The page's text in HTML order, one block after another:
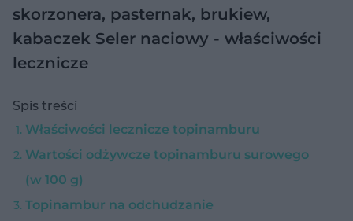
skorzonera, pasternak, brukiew,
kabaczek Seler naciowy - właściwości
lecznicze
Spis treści
Właściwości lecznicze topinamburu
Wartości odżywcze topinamburu surowego
(w 100 g)
Topinambur na odchudzanie